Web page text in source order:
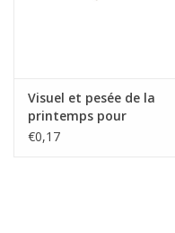
Visuel et pesée de la
printemps pour
Magnetic
€0,17